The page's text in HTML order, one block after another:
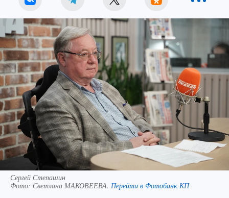
Сергей Степашин
Фото: Светлана МАКОВЕЕВА. Перейти в Фотобанк КП